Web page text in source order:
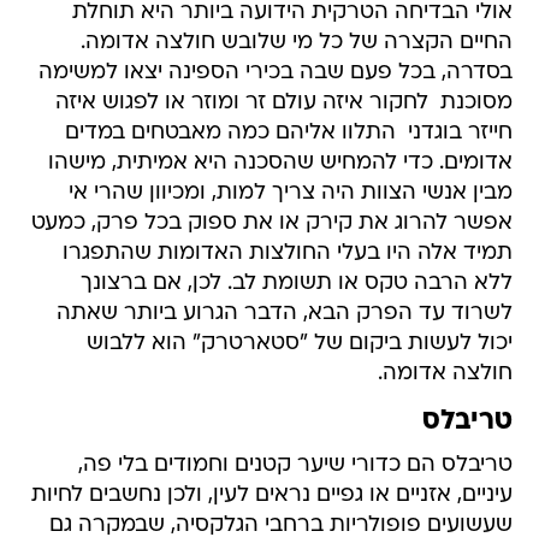
אולי הבדיחה הטרקית הידועה ביותר היא תוחלת
החיים הקצרה של כל מי שלובש חולצה אדומה.
בסדרה, בכל פעם שבה בכירי הספינה יצאו למשימה
מסוכנת  לחקור איזה עולם זר ומוזר או לפגוש איזה
חייזר בוגדני  התלוו אליהם כמה מאבטחים במדים
אדומים. כדי להמחיש שהסכנה היא אמיתית, מישהו
מבין אנשי הצוות היה צריך למות, ומכיוון שהרי אי
אפשר להרוג את קירק או את ספוק בכל פרק, כמעט
תמיד אלה היו בעלי החולצות האדומות שהתפגרו
ללא הרבה טקס או תשומת לב. לכן, אם ברצונך
לשרוד עד הפרק הבא, הדבר הגרוע ביותר שאתה
יכול לעשות ביקום של "סטארטרק" הוא ללבוש
חולצה אדומה.
טריבלס
טריבלס הם כדורי שיער קטנים וחמודים בלי פה,
עיניים, אזניים או גפיים נראים לעין, ולכן ‏נחשבים לחיות
שעשועים פופולריות ברחבי הגלקסיה, שבמקרה גם